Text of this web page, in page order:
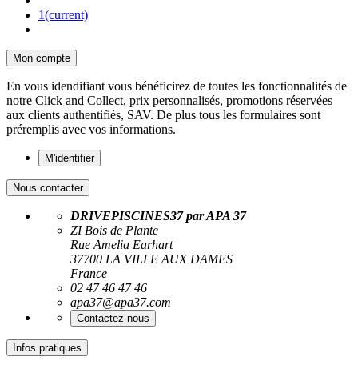
1(current)
Mon compte
En vous idendifiant vous bénéficirez de toutes les fonctionnalités de
notre Click and Collect, prix personnalisés, promotions réservées
aux clients authentifiés, SAV. De plus tous les formulaires sont
préremplis avec vos informations.
M'identifier
Nous contacter
DRIVEPISCINES37 par APA 37
ZI Bois de Plante
Rue Amelia Earhart
37700 LA VILLE AUX DAMES
France
02 47 46 47 46
apa37@apa37.com
Contactez-nous
Infos pratiques